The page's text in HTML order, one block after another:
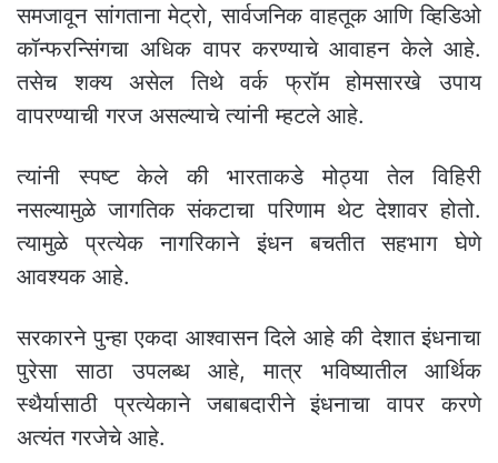
समजावून सांगताना मेट्रो, सार्वजनिक वाहतूक आणि व्हिडिओ
कॉन्फरन्सिंगचा अधिक वापर करण्याचे आवाहन केले आहे.
तसेच शक्य असेल तिथे वर्क फ्रॉम होमसारखे उपाय
वापरण्याची गरज असल्याचे त्यांनी म्हटले आहे.
त्यांनी स्पष्ट केले की भारताकडे मोठ्या तेल विहिरी
नसल्यामुळे जागतिक संकटाचा परिणाम थेट देशावर होतो.
त्यामुळे प्रत्येक नागरिकाने इंधन बचतीत सहभाग घेणे
आवश्यक आहे.
सरकारने पुन्हा एकदा आश्वासन दिले आहे की देशात इंधनाचा
पुरेसा साठा उपलब्ध आहे, मात्र भविष्यातील आर्थिक
स्थैर्यासाठी प्रत्येकाने जबाबदारीने इंधनाचा वापर करणे
अत्यंत गरजेचे आहे.